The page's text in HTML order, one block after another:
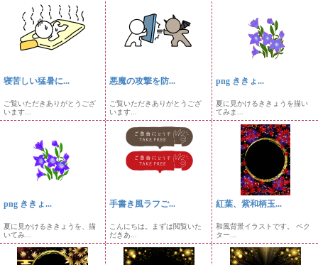
寝苦しい猛暑に...
ご覧いただきありがとうござ
います...
悪魔の攻撃を防...
ご覧いただきありがとうござ
います...
png ききょ...
夏に見かけるききょうを描い
てみま...
png ききょ...
夏に見かけるききょうを、描
いてみ...
手書き風ラフご...
こんにちは。まずは閲覧いた
だきあ...
紅葉、紫和柄玉...
和風背景イラストです。 ベク
ター...